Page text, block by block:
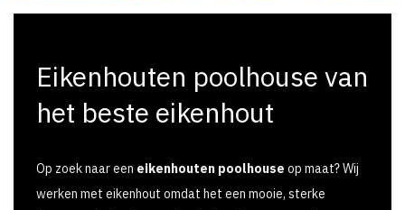
Eikenhouten poolhouse van
het beste eikenhout
Op zoek naar een eikenhouten poolhouse op maat? Wij
werken met eikenhout omdat het een mooie, sterke